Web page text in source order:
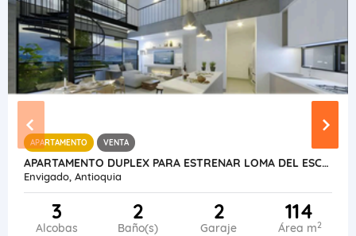
APARTAMENTO VENTA
APARTAMENTO DUPLEX PARA ESTRENAR LOMA DEL ESCOBERO ENVIGADO, ANTIOQUIA
Envigado, Antioquia
3
Alcobas
2
Baño(s)
2
Garaje
114
Área m2